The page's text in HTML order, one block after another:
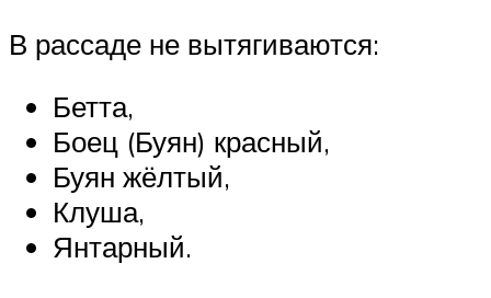
В рассаде не вытягиваются:
Бетта,
Боец (Буян) красный,
Буян жёлтый,
Клуша,
Янтарный.